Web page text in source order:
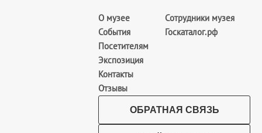
О музее
События
Посетителям
Экспозиция
Контакты
Отзывы
Сотрудники музея
Госкаталог.рф
ОБРАТНАЯ СВЯЗЬ